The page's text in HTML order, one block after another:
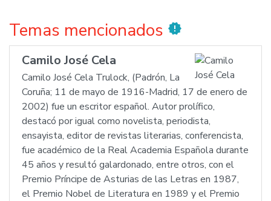
Temas mencionados new_releases
Camilo José Cela
Camilo José Cela Trulock, (Padrón, La
Coruña; 11 de mayo de 1916-Madrid, 17 de enero de
2002) fue un escritor español. Autor prolífico,
destacó por igual como novelista, periodista,
ensayista, editor de revistas literarias, conferencista,
fue académico de la Real Academia Española durante
45 años y resultó galardonado, entre otros, con el
Premio Príncipe de Asturias de las Letras en 1987,
el Premio Nobel de Literatura en 1989 y el Premio